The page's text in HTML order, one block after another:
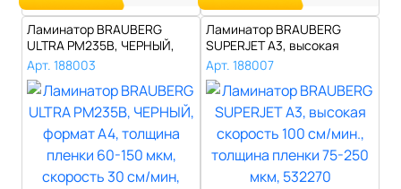
Ламинатор BRAUBERG
ULTRA PM235B, ЧЕРНЫЙ,
формат A4, тол..
Арт. 188003
Ламинатор BRAUBERG
SUPERJET A3, высокая
скорость 100 см..
Арт. 188007